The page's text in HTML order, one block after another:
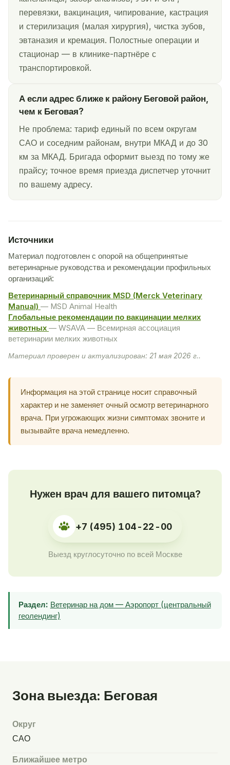
перевязки, вакцинация, чипирование, кастрация
и стерилизация (малая хирургия), чистка зубов,
эвтаназия и кремация. Полостные операции и
стационар — в клинике-партнёре с
транспортировкой.
А если адрес ближе к району Беговой район,
чем к Беговая?
Не проблема: тариф единый по всем округам
САО и соседним районам, внутри МКАД и до 30
км за МКАД. Бригада оформит выезд по тому же
прайсу; точное время приезда диспетчер уточнит
по вашему адресу.
Источники
Материал подготовлен с опорой на общепринятые
ветеринарные руководства и рекомендации профильных
организаций:
Ветеринарный справочник MSD (Merck Veterinary
Manual) — MSD Animal Health
Глобальные рекомендации по вакцинации мелких
животных — WSAVA — Всемирная ассоциация
ветеринарии мелких животных
Материал проверен и актуализирован: 21 мая 2026 г..
Информация на этой странице носит справочный
характер и не заменяет очный осмотр ветеринарного
врача. При угрожающих жизни симптомах звоните и
вызывайте врача немедленно.
Нужен врач для вашего питомца?
+7 (495) 104-22-00
Выезд круглосуточно по всей Москве
Раздел: Ветеринар на дом — Аэропорт (центральный
геолендинг)
Зона выезда: Беговая
Округ
САО
Ближайшее метро